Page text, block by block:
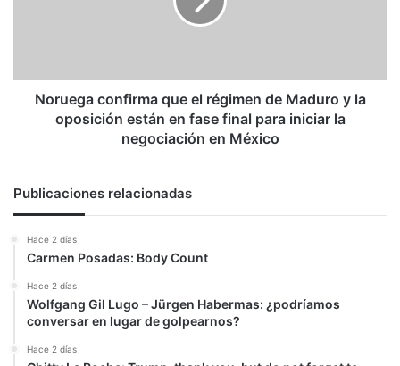
la
oposición
para
negociación
México
Noruega confirma que el régimen de Maduro y la
oposición están en fase final para iniciar la
negociación en México
Publicaciones relacionadas
Hace 2 días
Carmen Posadas: Body Count
Hace 2 días
Wolfgang Gil Lugo – Jürgen Habermas: ¿podríamos
conversar en lugar de golpearnos?
Hace 2 días